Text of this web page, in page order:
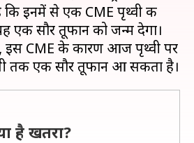
कि इनमें से एक CME पृथ्वी की
CME के कारण आज पृथ्वी पर
है खतरा?